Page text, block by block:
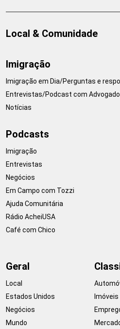
Local & Comunidade
Imigração
Imigração em Dia/Perguntas e
Entrevistas/Podcast com
Notícias
Podcasts
Imigração
Entrevistas
Negócios
Em Campo com Tozzi
Ajuda Comunitária
Rádio AcheiUSA
Café com Chico
Geral
Local
Estados Unidos
Negócios
Mundo
Imóveis